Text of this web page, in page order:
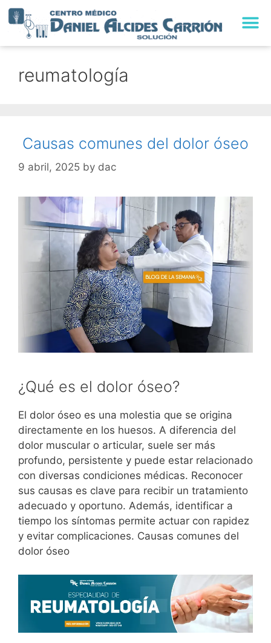
reumatología
Causas comunes del dolor óseo
9 abril, 2025 by dac
¿Qué es el dolor óseo?
El dolor óseo es una molestia que se origina
directamente en los huesos. A diferencia del
dolor muscular o articular, suele ser más
profundo, persistente y puede estar relacionado
con diversas condiciones médicas. Reconocer
sus causas es clave para recibir un tratamiento
adecuado y oportuno. Además, identificar a
tiempo los síntomas permite actuar con rapidez
y evitar complicaciones. Causas comunes del
dolor óseo